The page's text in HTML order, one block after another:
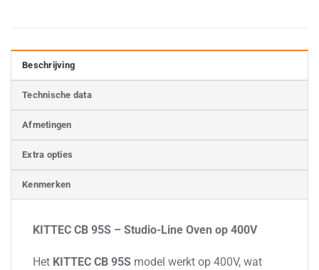
Beschrijving
Technische data
Afmetingen
Extra opties
Kenmerken
KITTEC CB 95S – Studio-Line Oven op 400V
Het KITTEC CB 95S model werkt op 400V, wat